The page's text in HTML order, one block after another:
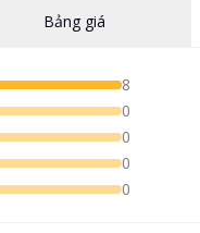
Bảng giá
8
0
0
0
0